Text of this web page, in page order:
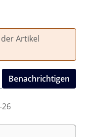
Artikel
Benachrichtigen
26